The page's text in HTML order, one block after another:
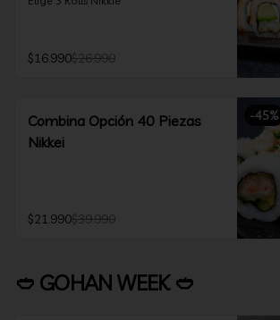
$16.990$26.990
-45%
Combina Opción 40 Piezas
Nikkei
$21.990$39.990
🥙 GOHAN WEEK 🥙